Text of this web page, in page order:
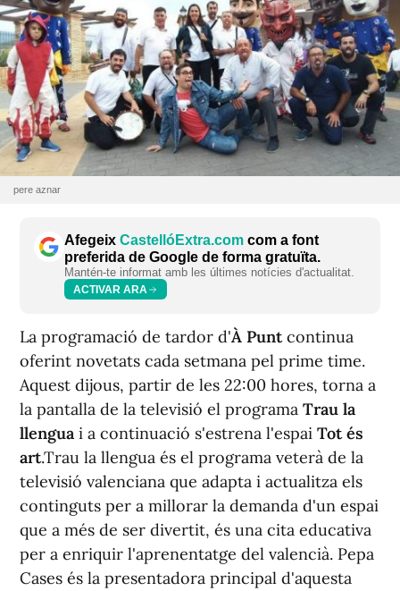
pere aznar
Afegeix CastellóExtra.com com a font
preferida de Google de forma gratuïta.
Mantén-te informat amb les últimes notícies d'actualitat.
ACTIVAR ARA
La programació de tardor d'À Puntcontinua
oferint novetats cada setmana pel prime time.
Aquest dijous, partir de les 22:00 hores, torna a
la pantalla de la televisió el programa Trau la
llengua i a continuació s'estrena l'espai Tot és
art.Trau la llengua és el programa veterà de la
televisió valenciana que adapta i actualitza els
continguts per a millorar la demanda d'un espai
que a més de ser divertit, és una cita educativa
per a enriquir l'aprenentatge del valencià. Pepa
Cases és la presentadora principal d'aquesta